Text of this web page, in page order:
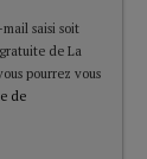
saisi soit
de La
pourrez vous
de